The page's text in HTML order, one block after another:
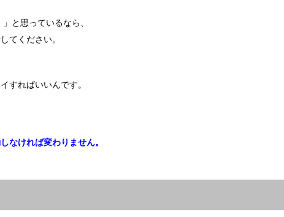
と思っているなら、
てください。
すればいいんです。
なければ変わりません。